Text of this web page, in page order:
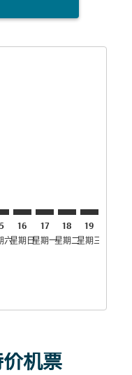
六
16
星期日
17
星期一
18
星期二
19
星期三星期四
机票